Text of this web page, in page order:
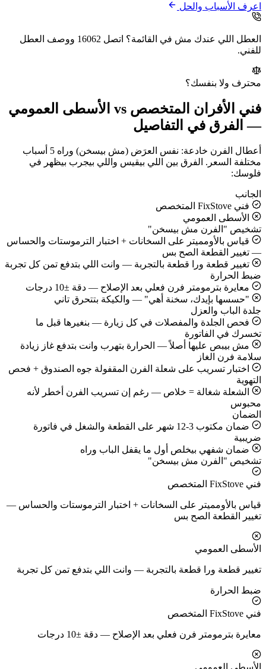
اعرف الأسباب والحل
العطل اللي عندك مش في القائمة؟ اتصل 16062 ووصف العطل
للفني.
محترف ولا بنفسك؟
فني الأفران المتخصص vs الأسطى العمومي
— الفرق في التفاصيل
أعطال الفرن خادعة: نفس العرَض (مش بيسخن) وراه 5 أسباب
مختلفة السعر. الفرق بين اللي بيقيس واللي بيجرب بيظهر في
فلوسك:
الجانب
فني FixStove المتخصص
الأسطى العمومي
تشخيص "الفرن مش بيسخن"
قياس بالأومميتر على السخانات + اختبار الترموستات والحساس
— تغيير القطعة الصح بس
تغيير قطعة ورا قطعة بالتجربة — وانت اللي بتدفع تمن كل تجربة
ضبط الحرارة
معايرة بترمومتر فرن فعلي بعد الإصلاح — دقة ±10 درجات
"حسسها بإيدك، سخنة أهي" — والكيكة بتتحرق تاني
جلدة الباب والعزل
فحص الجلدة والمفصلات في كل زيارة — بنغيرها قبل ما
تخسرك في الفاتورة
مش بيبص عليها أصلاً — الحرارة بتهرب وانت بتدفع غاز زيادة
سلامة فرن الغاز
اختبار تسريب على شعلة الفرن المقفولة جوه الصندوق + فحص
التهوية
الشعلة شغالة = خلاص — رغم إن تسريب الفرن أخطر لأنه
محبوس
الضمان
ضمان مكتوب 3-12 شهر على القطعة والشغل في فاتورة
ضريبية
ضمان شفهي بيخلص أول ما يقفل الباب وراه
تشخيص "الفرن مش بيسخن"
فني FixStove المتخصص
قياس بالأومميتر على السخانات + اختبار الترموستات والحساس —
تغيير القطعة الصح بس
الأسطى العمومي
تغيير قطعة ورا قطعة بالتجربة — وانت اللي بتدفع تمن كل تجربة
ضبط الحرارة
فني FixStove المتخصص
معايرة بترمومتر فرن فعلي بعد الإصلاح — دقة ±10 درجات